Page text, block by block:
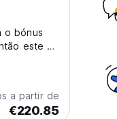
o bónus
este é
a partir de
€220.85